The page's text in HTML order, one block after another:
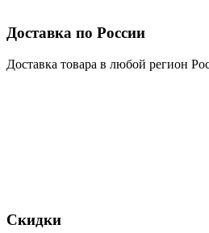
Доставка по России
Доставка товара в любой регион
Скидки